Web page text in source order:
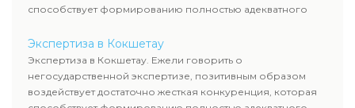
способствует формированию полностью адекватного
Экспертиза в Кокшетау
Экспертиза в Кокшетау. Ежели говорить о
негосударственной экспертизе, позитивным образом
воздействует достаточно жесткая конкуренция, которая